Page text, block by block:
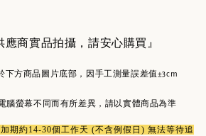
應商實品拍攝，請安心購買』
下方商品圖片底部，因手工測量誤差值±3cm
腦螢幕不同而有所差異，請以實體商品為準
加期約14-30個工作天 (不含例假日) 無法等待追